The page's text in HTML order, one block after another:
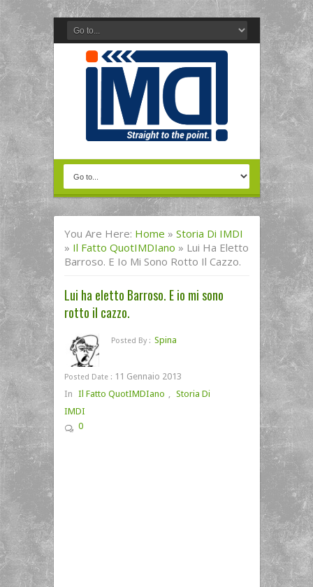
You Are Here: Home » Storia Di IMDI
» Il Fatto QuotIMDIano » Lui Ha Eletto
Barroso. E Io Mi Sono Rotto Il Cazzo.
Lui ha eletto Barroso. E io mi sono
rotto il cazzo.
Posted By : Spina
Posted Date : 11 Gennaio 2013
In Il Fatto QuotIMDIano , Storia Di
IMDI
0